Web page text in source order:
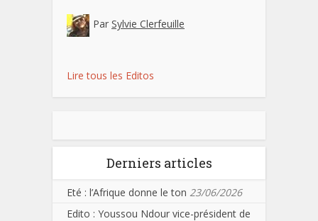
Par Sylvie Clerfeuille
Lire tous les Editos
Derniers articles
Eté : l’Afrique donne le ton 23/06/2026
Edito : Youssou Ndour vice-président de